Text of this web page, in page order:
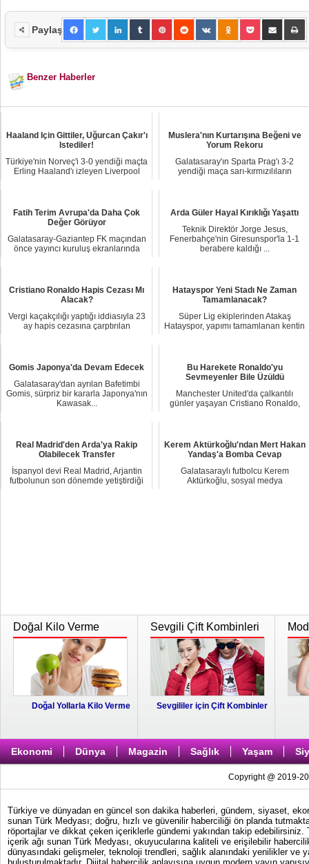
Paylaş
Benzer Haberler
Haaland Için Gittiler, Uğurcan Çakır'ı
Istediler!
Türkiye'nin Norveç'i 3-0 yendiği maçta
Erling Haaland'ı izleyen Liverpool
Muslera'nın Kurtarışına Beğeni ve
Yorum Rekoru
Galatasaray'ın Sparta Prag'ı 3-2
yendiği maça sarı-kırmızılıların
Fatih Terim Avrupa'da Daha Çok
Değer Görüyor
Galatasaray-Gaziantep FK maçından
önce yayıncı kuruluş ekranlarında
Arda Güler Hayal Kırıklığı Yaşattı
Teknik Direktör Jorge Jesus,
Fenerbahçe'nin Giresunspor'la 1-1
berabere kaldığı ...
Cristiano Ronaldo Hapis Cezası Mı
Alacak?
Vergi kaçakçılığı yaptığı iddiasıyla 23
ay hapis cezasına çarptırılan
Hatayspor Yeni Stadı Ne Zaman
Tamamlanacak?
Süper Lig ekiplerinden Atakaş
Hatayspor, yapımı tamamlanan kentin
Gomis Japonya'da Devam Edecek
Galatasaray'dan ayrılan Bafetimbi
Gomis, sürpriz bir kararla Japonya'nın
Kawasak...
Bu Harekete Ronaldo'yu
Sevmeyenler Bile Üzüldü
Manchester United'da çalkantılı
günler yaşayan Cristiano Ronaldo,
Real Madrid'den Arda'ya Rakip
Olabilecek Transfer
İspanyol devi Real Madrid, Arjantin
futbolunun son dönemde yetiştirdiği
Kerem Aktürkoğlu'ndan Mert Hakan
Yandaş'a Bomba Cevap
Galatasaraylı futbolcu Kerem
Aktürkoğlu, sosyal medya
Doğal Kilo Verme
Doğal Yollarla Kilo Verme
Sevgili Çift Kombinleri
Sevgililer için Çift Kombinler
Ekonomi Dünya Magazin Sağlık Yaşam
Copyright @ 2019-
Türkiye ve dünyadan en güncel son dakika haberleri, gündem, siyaset,
sunan Türk Medyası; doğru, hızlı ve güvenilir haberciliği ön planda
röportajlar ve dikkat çeken içeriklerle gündemi yakından takip
içerik ağı sunan Türk Medyası, okuyucularına kaliteli ve erişilebilir
dünyasındaki gelişmeler, teknoloji trendleri, sağlık alanındaki yenilikler